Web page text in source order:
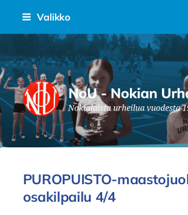
Siirry
sisältöön
Valikko
Nokian
PUROPUISTO-
osakilpailu 4/4